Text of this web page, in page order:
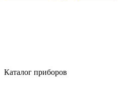
Каталог приборов